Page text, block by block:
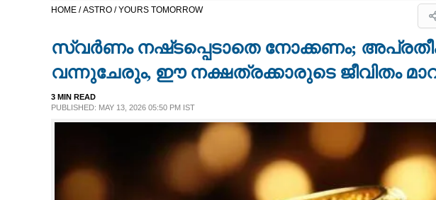
NEWS 360
CASE DIARY
HOME /ASTRO /YOURS TOMORROW
സ്വർണം നഷ്‌ടപ്പെടാതെ നോക്കണം;
വന്നുചേരും, ഈ നക്ഷത്രക്കാരുടെ ജീവിതം
3 MIN READ
PUBLISHED: MAY 13, 2026 05:50 PM IST